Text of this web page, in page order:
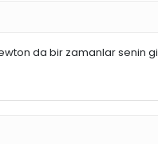
da bir zamanlar senin